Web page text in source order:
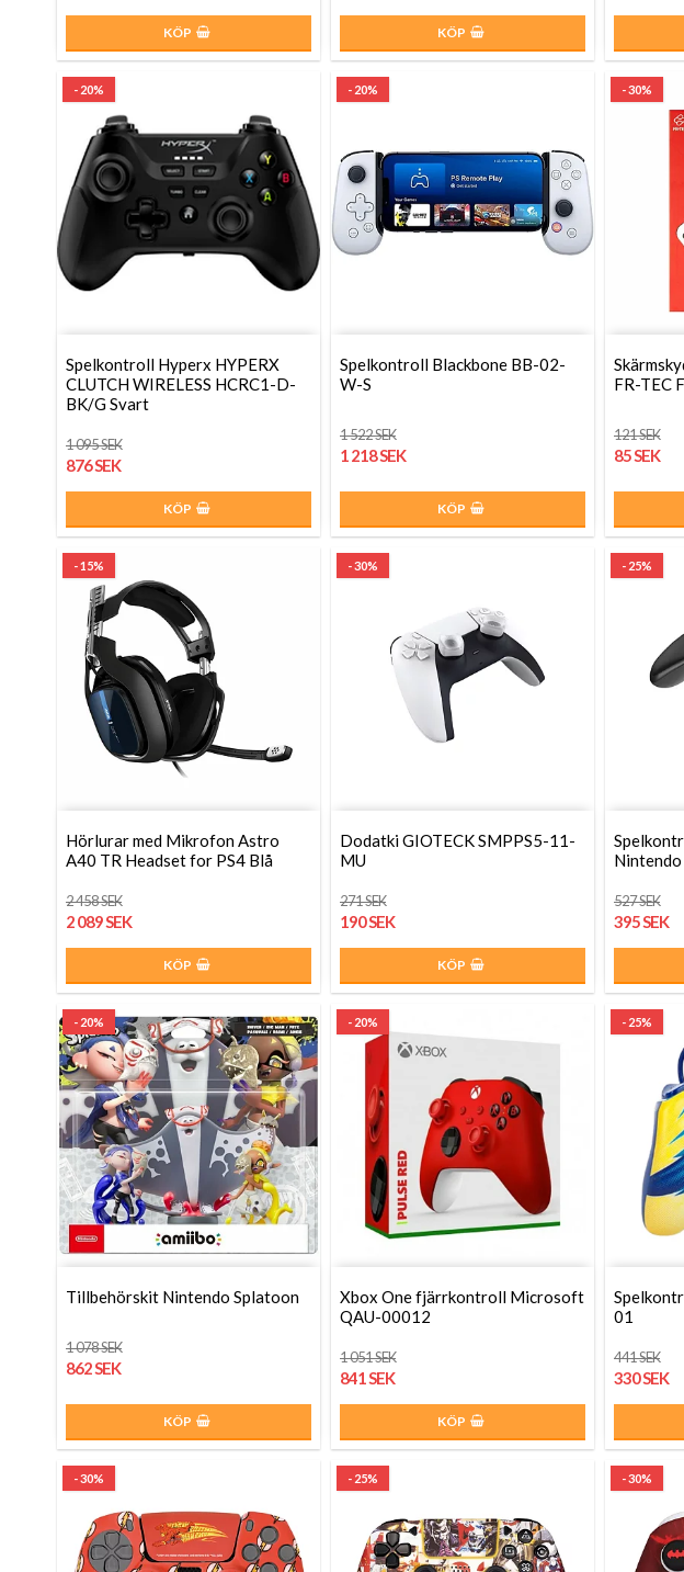
KÖP KÖP
- 20%
Spelkontroll Hyperx HYPERX
CLUTCH WIRELESS HCRC1-D-
BK/G Svart
1 095 SEK
876 SEK
KÖP
- 20%
Spelkontroll Blackbone BB-02-
W-S
1 522 SEK
1 218 SEK
KÖP
- 30%
FR-TEC
121 SEK
85 SEK
- 15%
Hörlurar med Mikrofon Astro
A40 TR Headset for PS4 Blå
2 458 SEK
2 089 SEK
KÖP
- 30%
Dodatki GIOTECK SMPPS5-11-
MU
271 SEK
190 SEK
KÖP
- 25%
527 SEK
395 SEK
- 20%
Tillbehörskit Nintendo Splatoon
1 078 SEK
862 SEK
KÖP
- 20%
Xbox One fjärrkontroll Microsoft
QAU-00012
1 051 SEK
841 SEK
KÖP
- 25%
01
441 SEK
330 SEK
- 30% - 25% - 30%